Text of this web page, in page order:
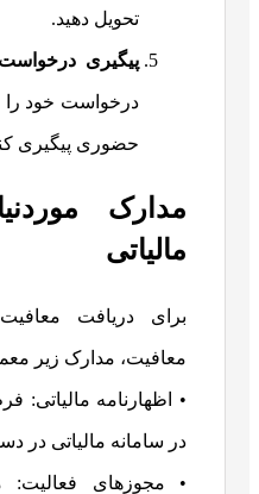
تحویل دهید.
پیگیری درخواست
درخواست خود را
حضوری پیگیری
مدارک
مالیاتی
برای دریافت
معافیت، مدارک زیر
• اظهارنامه مالیاتی:
در سامانه مالیاتی در
• مجوزهای فعالیت: